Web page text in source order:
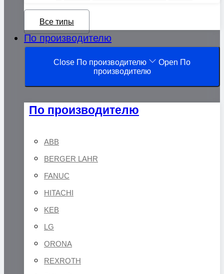
Все типы
По производителю
Close По производителю
Open По
производителю
По производителю
ABB
BERGER LAHR
FANUC
HITACHI
KEB
LG
ORONA
REXROTH